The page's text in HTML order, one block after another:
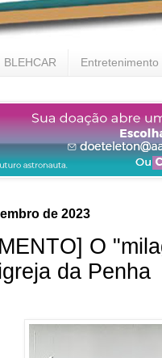
BLEHCAR Entretenimento
de 2023
O
da Penha